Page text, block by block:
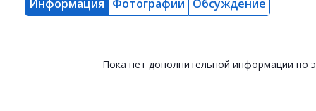
Информация Фотографии Обсуждение
Пока нет дополнительной информации по